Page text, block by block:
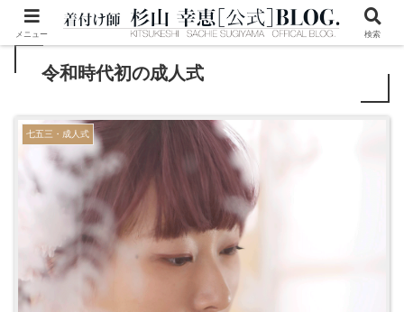
令和時代初の成人式
七五三・成人式
メニュー 検索